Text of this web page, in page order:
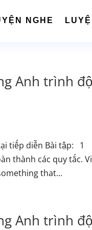
NGHE
Anh trình
tại tiếp diễn Bài
thành các quy tắc.
that...
Anh trình